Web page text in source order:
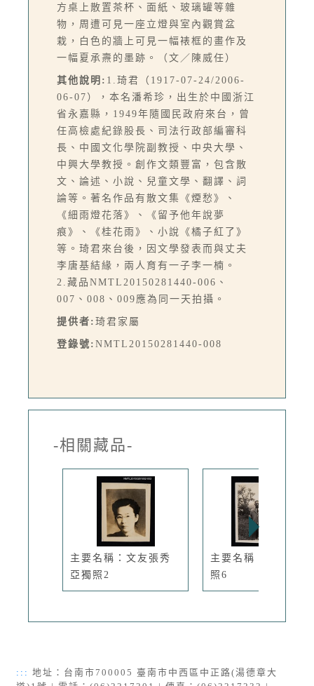
方桌上散置茶杯、面紙、玻璃罐等雜
物，周遭可見一座立燈與室內觀賞盆
栽，白色的牆上可見一幅裱框的畫作及
一幅夏承燾的墨跡。（文／陳威任）
其他說明: 1.琦君（1917-07-24/2006-
06-07），本名潘希珍，出生於中國浙江
省永嘉縣，1949年隨國民政府來台，曾
任高檢處紀錄股長、司法行政部編審科
長、中國文化學院副教授、中央大學、
中興大學教授。創作文類豐富，包含散
文、論述、小說、兒童文學、翻譯、詞
論等。著名作品有散文集《煙愁》、
《細雨燈花落》、《留予他年說夢
痕》、《桂花雨》、小說《橘子紅了》
等。琦君來台後，因文學發表而與丈夫
李唐基結緣，兩人育有一子李一楠。
2.藏品NMTL20150281440-006、
007、008、009應為同一天拍攝。
提供者: 琦君家屬
登錄號: NMTL20150281440-008
-相關藏品-
主要名稱：文友張秀
亞獨照2
主要名稱：糜文開獨
照6
::: 地址：台南市700005 臺南市中西區中正路(湯德章大